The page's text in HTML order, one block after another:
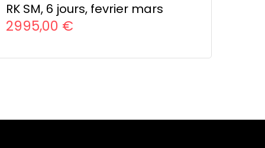
RK SM, 6 jours, fevrier mars
2995,00 €